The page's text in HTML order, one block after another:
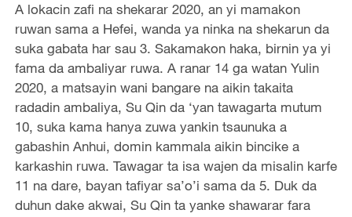
A lokacin zafi na shekarar 2020, an yi mamakon
ruwan sama a Hefei, wanda ya ninka na shekarun da
suka gabata har sau 3. Sakamakon haka, birnin ya yi
fama da ambaliyar ruwa. A ranar 14 ga watan Yulin
2020, a matsayin wani bangare na aikin takaita
radadin ambaliya, Su Qin da ‘yan tawagarta mutum
10, suka kama hanya zuwa yankin tsaunuka a
gabashin Anhui, domin kammala aikin bincike a
karkashin ruwa. Tawagar ta isa wajen da misalin karfe
11 na dare, bayan tafiyar sa’o’i sama da 5. Duk da
duhun dake akwai, Su Qin ta yanke shawarar fara